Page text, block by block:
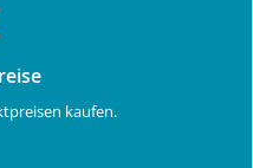
kaufen.